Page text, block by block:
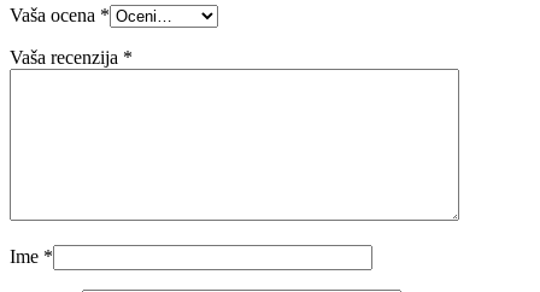
Vaša ocena *
Vaša recenzija *
Ime *